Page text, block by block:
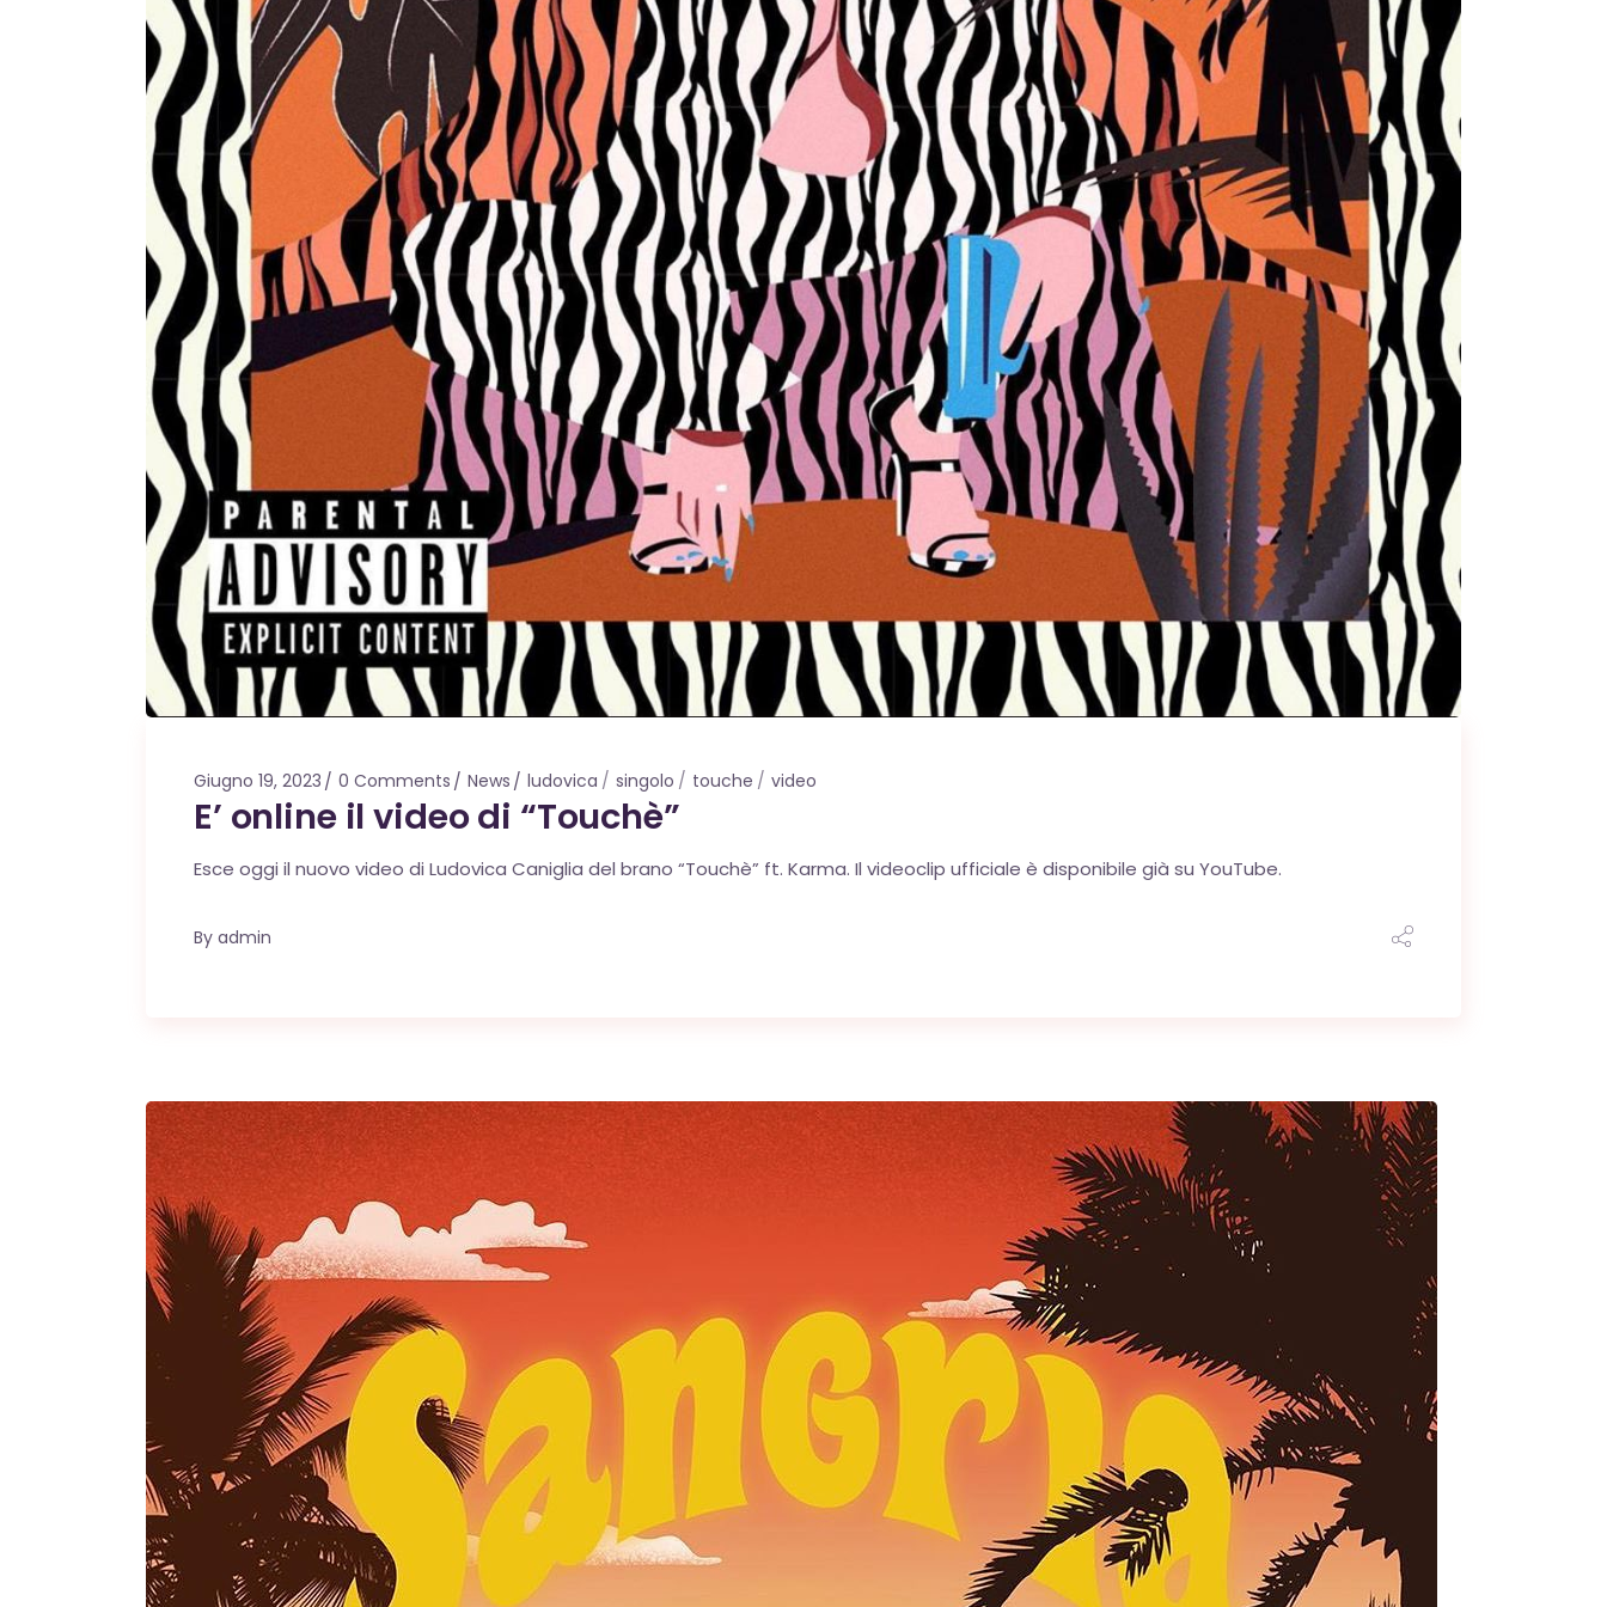
powered by WPCookiePro
Giugno 19, 2023 0 Comments News ludovica singolo touche video
E’ online il video di “Touchè”
Esce oggi il nuovo video di Ludovica Caniglia del brano “Touchè” ft. Karma. Il videoclip ufficiale è disponibile già su YouTube.
By admin